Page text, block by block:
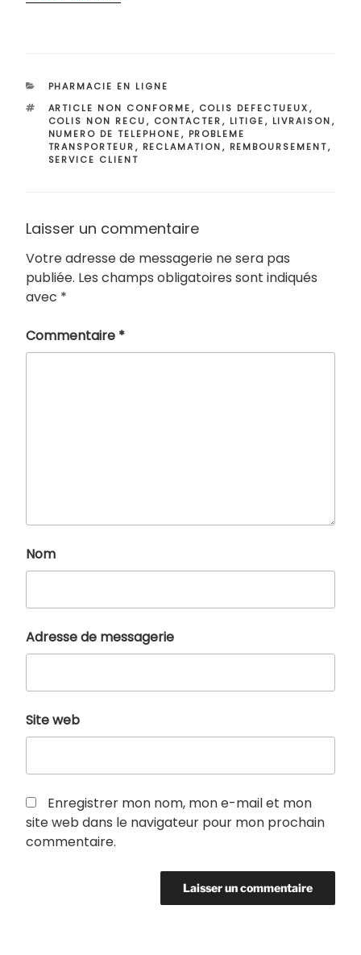
CATÉGORIES
PHARMACIE EN LIGNE
ÉTIQUETTES
ARTICLE NON CONFORME, COLIS DEFECTUEUX,
COLIS NON RECU, CONTACTER, LITIGE, LIVRAISON,
NUMERO DE TELEPHONE, PROBLEME
TRANSPORTEUR, RECLAMATION, REMBOURSEMENT,
SERVICE CLIENT
Laisser un commentaire
Votre adresse de messagerie ne sera pas
publiée. Les champs obligatoires sont indiqués
avec *
Commentaire *
Nom
Adresse de messagerie
Site web
Enregistrer mon nom, mon e-mail et mon
site web dans le navigateur pour mon prochain
commentaire.